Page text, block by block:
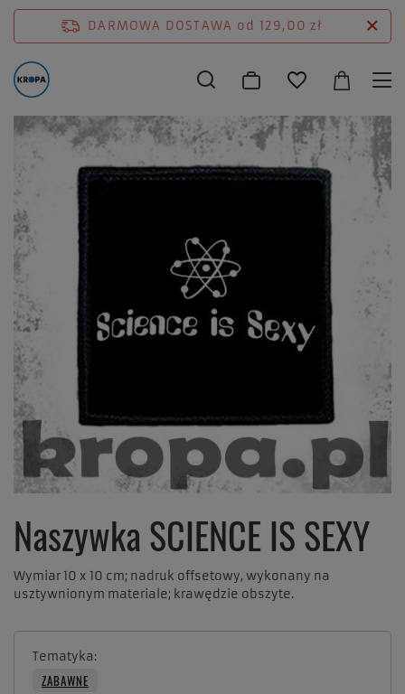
DARMOWA DOSTAWA od 129,00 zł
Naszywka SCIENCE IS SEXY
Wymiar 10 x 10 cm; nadruk offsetowy, wykonany na
usztywnionym materiale; krawędzie obszyte.
Tematyka
ZABAWNE